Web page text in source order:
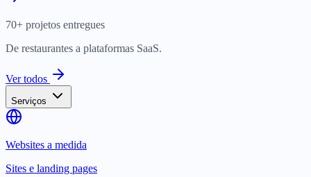
70+ projetos entregues
De restaurantes a plataformas SaaS.
Ver todos
Serviços
Websites a medida
Sites e landing pages